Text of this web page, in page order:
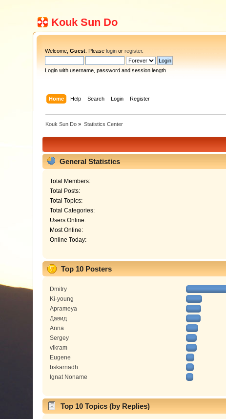
Kouk Sun Do
Welcome,Guest . Pleaselogin orregister.
Login with username, password and session length
Home Help Search Login Register
Kouk Sun Do » Statistics Center
General Statistics
Total Members:
Total Posts:
Total Topics:
Total Categories:
Users Online:
Most Online:
Online Today:
Top 10 Posters
Dmitry
Ki-young
Aprameya
Давид
Anna
Sergey
vikram
Eugene
bskarnadh
Ignat Noname
Top 10 Topics (by Replies)